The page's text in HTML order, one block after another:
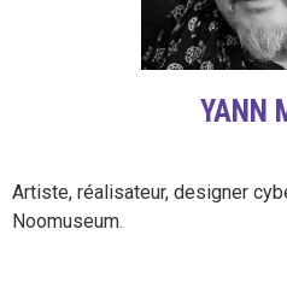
YANN
Artiste, réalisateur, designer
Noomuseum.